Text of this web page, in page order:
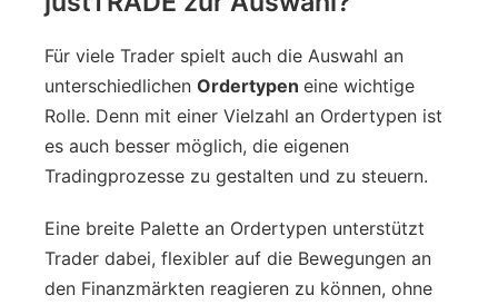
Für viele Trader spielt auch die Auswahl an
unterschiedlichen Ordertypen eine wichtige
Rolle. Denn mit einer Vielzahl an Ordertypen ist
es auch besser möglich, die eigenen
Tradingprozesse zu gestalten und zu steuern.
Eine breite Palette an Ordertypen unterstützt
Trader dabei, flexibler auf die Bewegungen an
den Finanzmärkten reagieren zu können, ohne